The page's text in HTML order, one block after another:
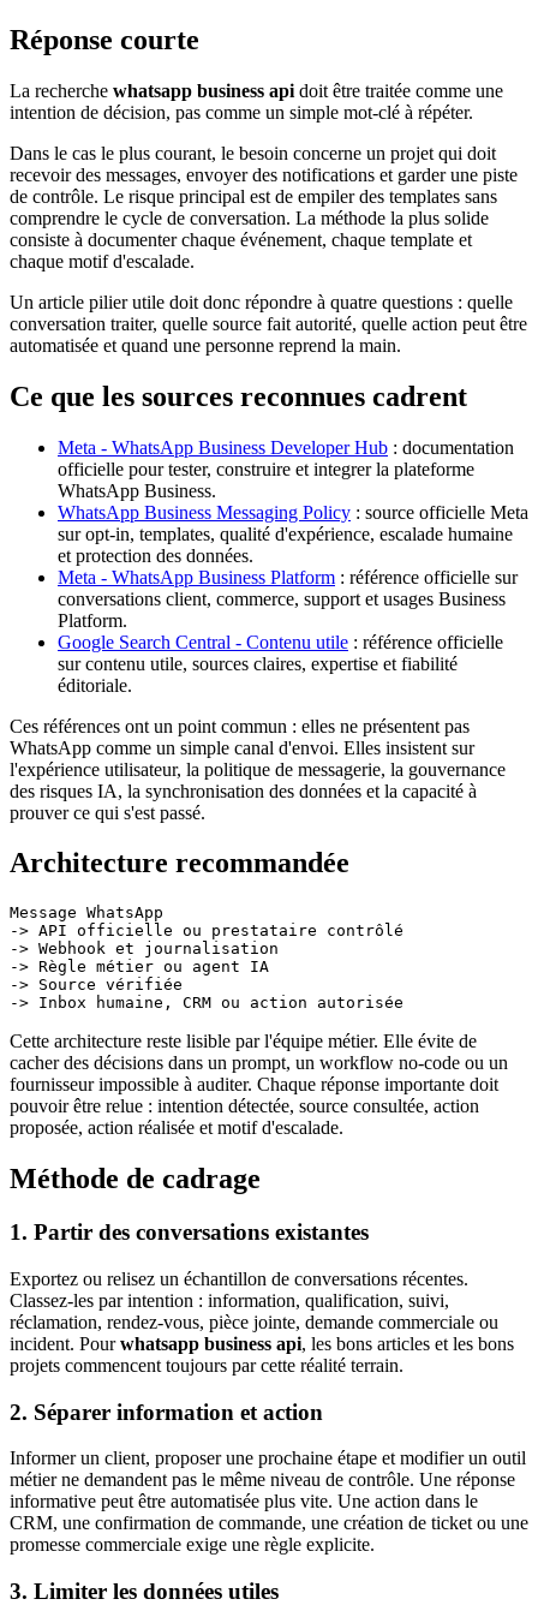
Réponse courte
La recherche whatsapp business api doit être traitée comme une
intention de décision, pas comme un simple mot-clé à répéter.
Dans le cas le plus courant, le besoin concerne un projet qui doit
recevoir des messages, envoyer des notifications et garder une piste
de contrôle. Le risque principal est de empiler des templates sans
comprendre le cycle de conversation. La méthode la plus solide
consiste à documenter chaque événement, chaque template et
chaque motif d'escalade.
Un article pilier utile doit donc répondre à quatre questions : quelle
conversation traiter, quelle source fait autorité, quelle action peut être
automatisée et quand une personne reprend la main.
Ce que les sources reconnues cadrent
Meta - WhatsApp Business Developer Hub : documentation
officielle pour tester, construire et integrer la plateforme
WhatsApp Business.
WhatsApp Business Messaging Policy : source officielle Meta
sur opt-in, templates, qualité d'expérience, escalade humaine
et protection des données.
Meta - WhatsApp Business Platform : référence officielle sur
conversations client, commerce, support et usages Business
Platform.
Google Search Central - Contenu utile : référence officielle
sur contenu utile, sources claires, expertise et fiabilité
éditoriale.
Ces références ont un point commun : elles ne présentent pas
WhatsApp comme un simple canal d'envoi. Elles insistent sur
l'expérience utilisateur, la politique de messagerie, la gouvernance
des risques IA, la synchronisation des données et la capacité à
prouver ce qui s'est passé.
Architecture recommandée
Message WhatsApp
-> API officielle ou prestataire contrôlé
-> Webhook et journalisation
-> Règle métier ou agent IA
-> Source vérifiée
Cette architecture reste lisible par l'équipe métier. Elle évite de
cacher des décisions dans un prompt, un workflow no-code ou un
fournisseur impossible à auditer. Chaque réponse importante doit
pouvoir être relue : intention détectée, source consultée, action
proposée, action réalisée et motif d'escalade.
Méthode de cadrage
1. Partir des conversations existantes
Exportez ou relisez un échantillon de conversations récentes.
Classez-les par intention : information, qualification, suivi,
réclamation, rendez-vous, pièce jointe, demande commerciale ou
incident. Pourwhatsapp business api, les bons articles et les bons
projets commencent toujours par cette réalité terrain.
2. Séparer information et action
Informer un client, proposer une prochaine étape et modifier un outil
métier ne demandent pas le même niveau de contrôle. Une réponse
informative peut être automatisée plus vite. Une action dans le
CRM, une confirmation de commande, une création de ticket ou une
promesse commerciale exige une règle explicite.
3. Limiter les données utiles